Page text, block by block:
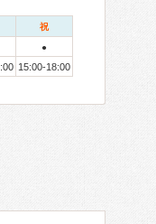
祝
●
15:00-18:00